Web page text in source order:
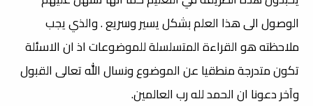
الوصول الى هذا العلم بشكل يسير وسريع . والذي يجب
ملاحظته هو القراءة المتسلسلة للموضوعات اذ ان الاسئلة
تكون متدرجة منطقيا عن الموضوع ونسال الله تعالى القبول
وآخر دعونا ان الحمد لله رب العالمين.